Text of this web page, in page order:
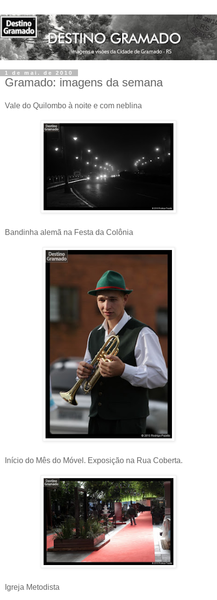
1 de mai. de 2010
Gramado: imagens da semana
Vale do Quilombo à noite e com neblina
Bandinha alemã na Festa da Colônia
Início do Mês do Móvel. Exposição na Rua Coberta.
Igreja Metodista